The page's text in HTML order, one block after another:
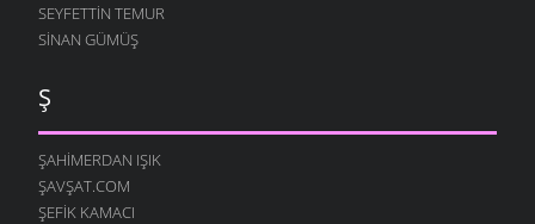
SEYFETTIN TEMUR
SINAN GÜMÜŞ
Ş
ŞAHIMERDAN IŞIK
ŞAVŞAT.COM
ŞEFIK KAMACI